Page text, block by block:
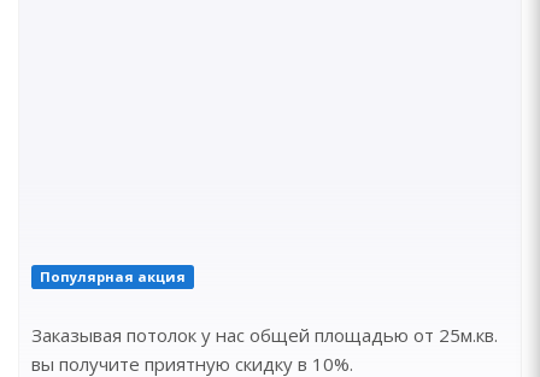
Популярная акция
Заказывая потолок у нас общей площадью от 25м.кв.
вы получите приятную скидку в 10%.